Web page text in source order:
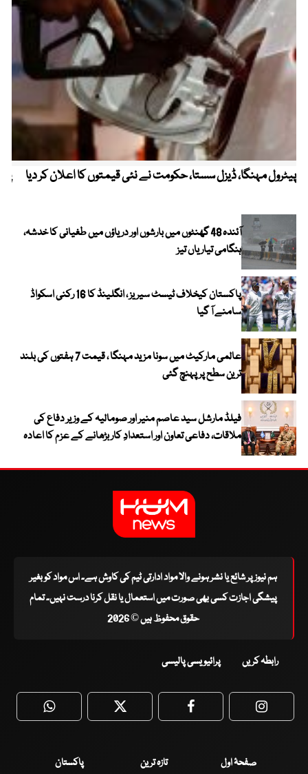
پیٹرول مہنگا، ڈیزل سستا، حکومت نے نئی قیمتوں کا اعلان کر دیا
آئندہ 48 گھنٹوں میں بارشوں اور دریاؤں میں طغیانی کا خدشہ،
ہنگامی تیاریاں تیز
پاکستان کیخلاف ٹیسٹ سیریز ، انگلینڈ کا 16 رکنی اسکواڈ
سامنے آ گیا
عالمی مارکیٹ میں سونا مزید مہنگا ، قیمت 7 ہفتوں کی بلند
ترین سطح پر پہنچ گئی
فیلڈ مارشل سید عاصم منیر اور صومالیہ کے وزیر دفاع کی
ملاقات، دفاعی تعاون اور استعدادِ کار بڑھانے کے عزم کا اعادہ
ہم نیوز پر شائع یا نشر ہونے والا مواد ادارتی ٹیم کی کاوش ہے۔ اس مواد کو بغیر
پیشگی اجازت کسی بھی صورت میں استعمال یا نقل کرنا درست نہیں۔ تمام
حقوق محفوظ ہیں © 2026
رابطہ کریں پرائیویسی پالیسی
WhatsApp Twitter Facebook
صفحۂ اول تازہ ترین پاکستان